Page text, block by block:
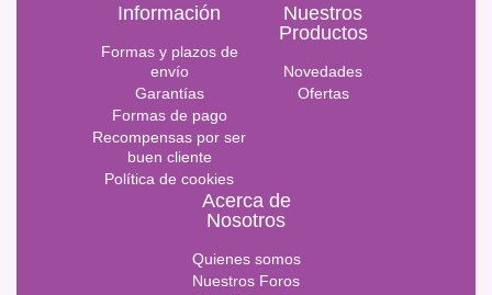
Información
Formas y plazos de
envío
Garantías
Formas de pago
Recompensas por ser
buen cliente
Política de cookies
Nuestros
Productos
Novedades
Ofertas
Acerca de
Nosotros
Quienes somos
Nuestros Foros